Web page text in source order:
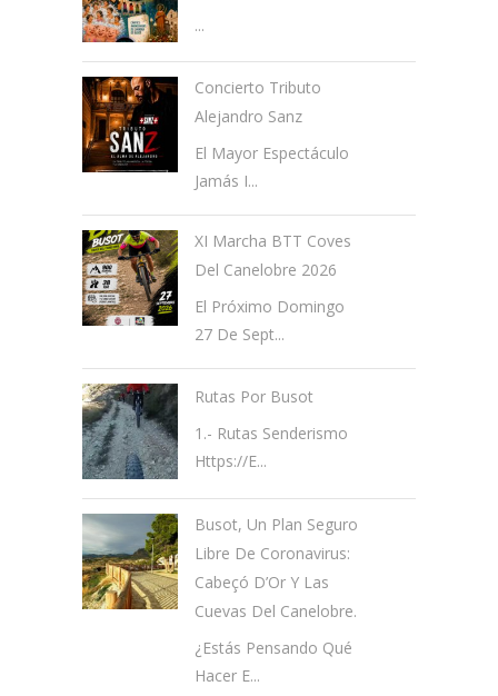
...
Concierto Tributo
Alejandro Sanz
El Mayor Espectáculo
Jamás I...
XI Marcha BTT Coves
Del Canelobre 2026
El Próximo Domingo
27 De Sept...
Rutas Por Busot
1.- Rutas Senderismo
Https://e...
Busot, Un Plan Seguro
Libre De Coronavirus:
Cabeçó D’Or Y Las
Cuevas Del Canelobre.
¿Estás Pensando Qué
Hacer E...